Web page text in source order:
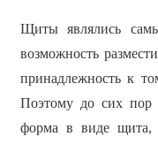
Щиты являлись
возможность
принадлежность к
Поэтому до сих пор
форма в виде щита,